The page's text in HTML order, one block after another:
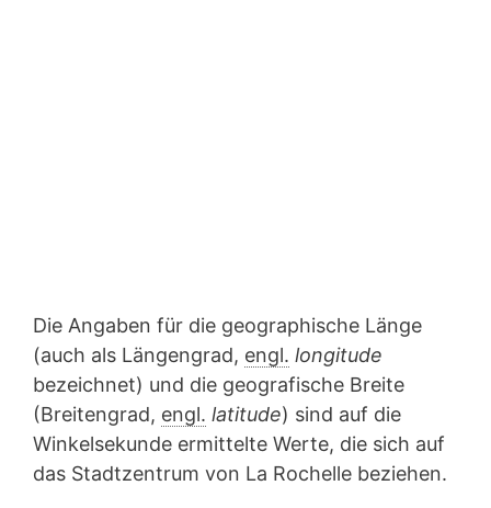
Die Angaben für die geographische Länge
(auch als Längengrad, engl. longitude
bezeichnet) und die geografische Breite
(Breitengrad, engl. latitude) sind auf die
Winkelsekunde ermittelte Werte, die sich auf
das Stadtzentrum von La Rochelle beziehen.